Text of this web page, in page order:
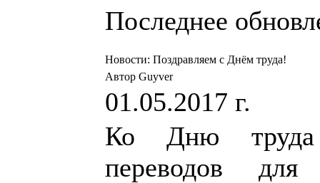
Последнее
Новости: Поздравляем с Днём труда!
Автор Guyver
01.05.2017 г.
Ко Дню труда
переводов